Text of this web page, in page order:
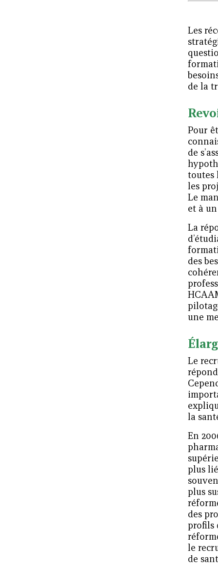
Les
de la
Pour
de
toutes
les
Le
et à
La
des
une
Le
la
En
plus
plus
des
profils
le
de